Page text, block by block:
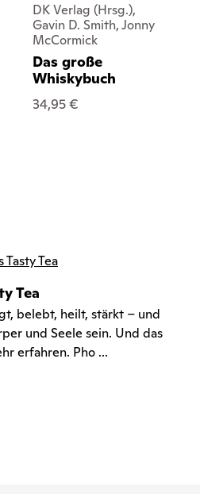
DK Verlag (Hrsg.),
Gavin D. Smith, Jonny
McCormick
Das große
Whiskybuch
34,95 €
Tea
belebt, heilt, stärkt – und
und Seele sein. Und das
erfahren. Pho ...